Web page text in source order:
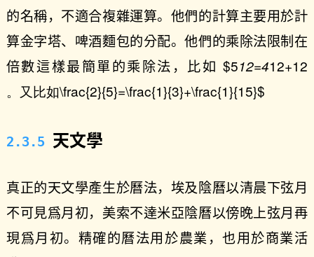
的名稱，不適合複雜運算。他們的計算主要用於計
算金字塔、啤酒麵包的分配。他們的乘除法限制在
倍數這樣最簡單的乘除法，比如 $512=412+12
。 又 比 如
。又比
如
\frac{2}{5}=\frac{1}{3}+\frac{1}{15}$
天文學
真正的天文學產生於曆法，埃及陰曆以清晨下弦月
不可見爲月初，美索不達米亞陰曆以傍晚上弦月再
現爲月初。精確的曆法用於農業，也用於商業活